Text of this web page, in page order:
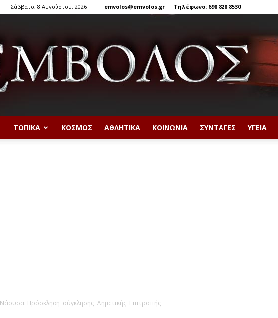
Σάββατο, 8 Αυγούστου, 2026 emvolos@emvolos.gr Τηλέφωνο: 698 828 8530
ΤΟΠΙΚΆ ΚΌΣΜΟΣ ΑΘΛΗΤΙΚΆ ΚΟΙΝΩΝΊΑ ΣΥΝΤΑΓΈΣ ΥΓΕΊΑ
Νάουσα: Πρόσκληση σύγκλησης Δημοτικής Επιτροπής